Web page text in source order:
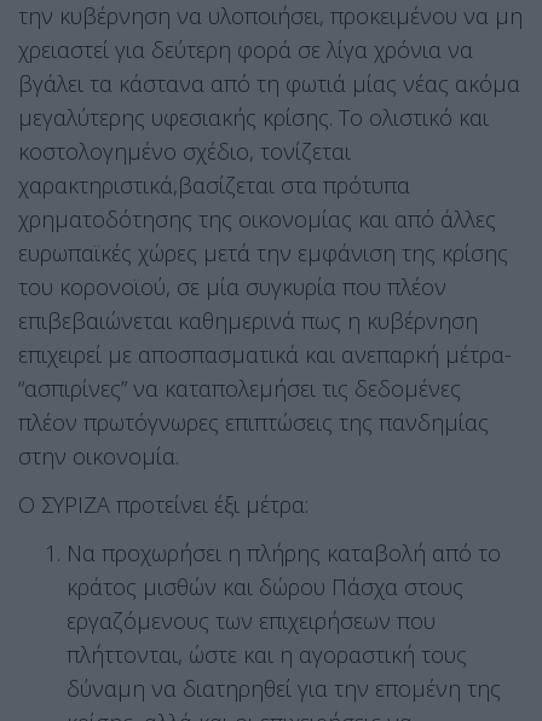
την κυβέρνηση να υλοποιήσει, προκειμένου να μη
χρειαστεί για δεύτερη φορά σε λίγα χρόνια να
βγάλει τα κάστανα από τη φωτιά μίας νέας ακόμα
μεγαλύτερης υφεσιακής κρίσης. Το ολιστικό και
κοστολογημένο σχέδιο, τονίζεται
χαρακτηριστικά,βασίζεται στα πρότυπα
χρηματοδότησης της οικονομίας και από άλλες
ευρωπαϊκές χώρες μετά την εμφάνιση της κρίσης
του κορονοϊού, σε μία συγκυρία που πλέον
επιβεβαιώνεται καθημερινά πως η κυβέρνηση
επιχειρεί με αποσπασματικά και ανεπαρκή μέτρα-
“ασπιρίνες” να καταπολεμήσει τις δεδομένες
πλέον πρωτόγνωρες επιπτώσεις της πανδημίας
στην οικονομία.
Ο ΣΥΡΙΖΑ προτείνει έξι μέτρα:
Να προχωρήσει η πλήρης καταβολή από το
κράτος μισθών και δώρου Πάσχα στους
εργαζόμενους των επιχειρήσεων που
πλήττονται, ώστε και η αγοραστική τους
δύναμη να διατηρηθεί για την επομένη της